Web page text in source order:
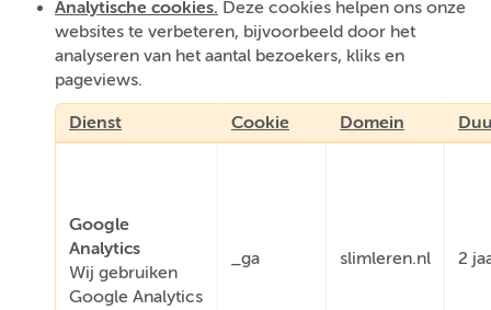
Analytische cookies. Deze cookies helpen ons onze
websites te verbeteren, bijvoorbeeld door het
analyseren van het aantal bezoekers, kliks en
pageviews.
Dienst Cookie Domein
Google
Analytics
Wij gebruiken
Google Analytics
_ga slimleren.nl 2